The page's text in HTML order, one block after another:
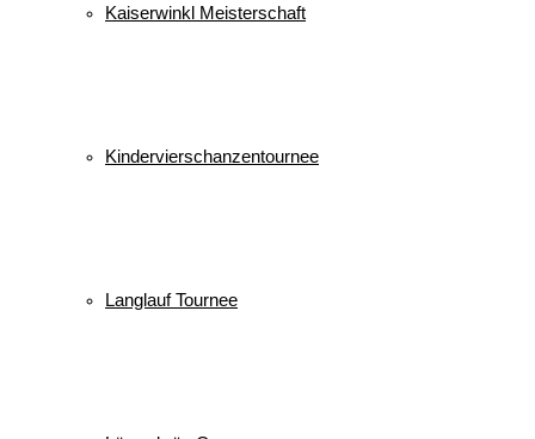
Kaiserwinkl Meisterschaft
Kindervierschanzentournee
Langlauf Tournee